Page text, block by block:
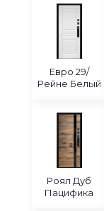
Евро 29/
Рейне Белый
Роял Дуб
Пацифика